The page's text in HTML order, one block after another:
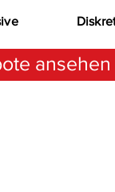
ansehen